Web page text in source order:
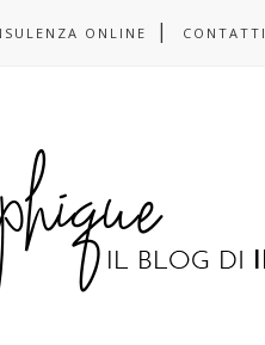
ONLINE CONTATTI